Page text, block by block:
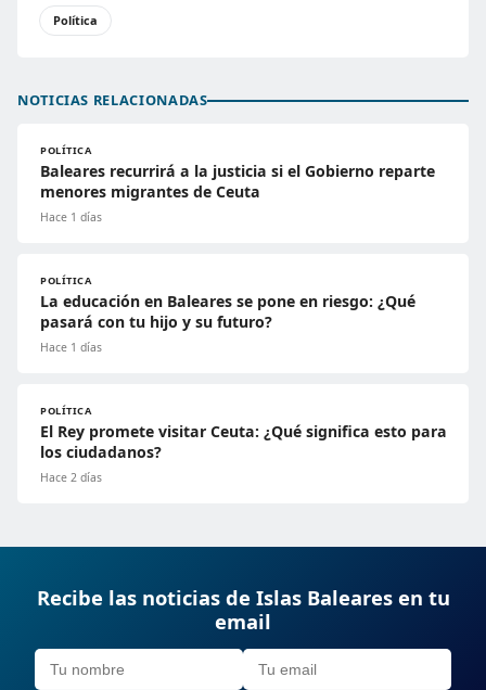
Política
NOTICIAS RELACIONADAS
POLÍTICA
Baleares recurrirá a la justicia si el Gobierno reparte
menores migrantes de Ceuta
Hace 1 días
POLÍTICA
La educación en Baleares se pone en riesgo: ¿Qué
pasará con tu hijo y su futuro?
Hace 1 días
POLÍTICA
El Rey promete visitar Ceuta: ¿Qué significa esto para
los ciudadanos?
Hace 2 días
Recibe las noticias de Islas Baleares en tu
email